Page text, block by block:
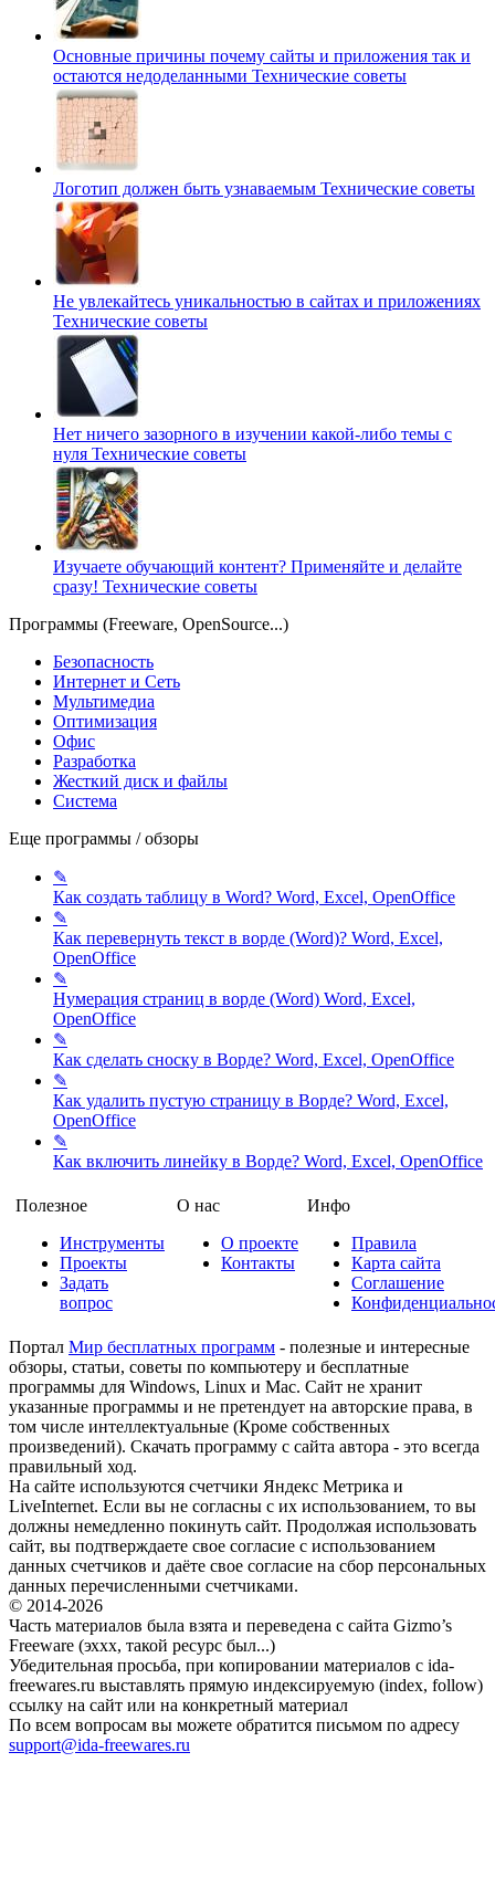
Основные причины почему сайты и приложения так и
остаются недоделанными Технические советы
Логотип должен быть узнаваемым Технические советы
Не увлекайтесь уникальностью в сайтах и приложениях
Технические советы
Нет ничего зазорного в изучении какой-либо темы с
нуля Технические советы
Изучаете обучающий контент? Применяйте и делайте
сразу! Технические советы
Программы (Freeware, OpenSource...)
Безопасность
Интернет и Сеть
Мультимедиа
Оптимизация
Офис
Разработка
Жесткий диск и файлы
Система
Еще программы / обзоры
✎
Как создать таблицу в Word? Word, Excel, OpenOffice
✎
Как перевернуть текст в ворде (Word)? Word, Excel,
OpenOffice
✎
Нумерация страниц в ворде (Word) Word, Excel,
OpenOffice
✎
Как сделать сноску в Ворде? Word, Excel, OpenOffice
✎
Как удалить пустую страницу в Ворде? Word, Excel,
OpenOffice
✎
Как включить линейку в Ворде? Word, Excel, OpenOffice
Полезное
Инструменты
Проекты
Задать
вопрос
О нас
О проекте
Контакты
Инфо
Правила
Карта сайта
Соглашение
Портал Мир бесплатных программ - полезные и интересные
обзоры, статьи, советы по компьютеру и бесплатные
программы для Windows, Linux и Mac. Сайт не хранит
указанные программы и не претендует на авторские права, в
том числе интеллектуальные (Кроме собственных
произведений). Скачать программу с сайта автора - это всегда
правильный ход.
На сайте используются счетчики Яндекс Метрика и
LiveInternet. Если вы не согласны с их использованием, то вы
должны немедленно покинуть сайт. Продолжая использовать
сайт, вы подтверждаете свое согласие с использованием
данных счетчиков и даёте свое согласие на сбор персональных
данных перечисленными счетчиками.
© 2014-2026
Часть материалов была взята и переведена с сайта Gizmo’s
Freeware (эххх, такой ресурс был...)
Убедительная просьба, при копировании материалов с ida-
freewares.ru выставлять прямую индексируемую (index, follow)
ссылку на сайт или на конкретный материал
По всем вопросам вы можете обратится письмом по адресу
support@ida-freewares.ru